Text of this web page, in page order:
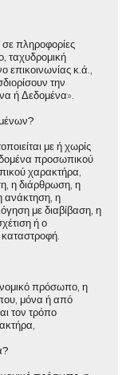
πληροφορίες
επικοινωνίας κ.ά.,
την
ή Δεδομένα».
με ή χωρίς
προσωπικού
χαρακτήρα,
η διάρθρωση, η
ανάκτηση, η
με διαβίβαση, η
ή ο
νομικό πρόσωπο, η
μόνα ή από
τον τρόπο